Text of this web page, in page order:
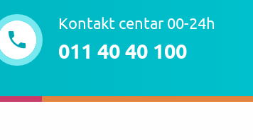
Kontakt centar 00-24h
011 40 40 100